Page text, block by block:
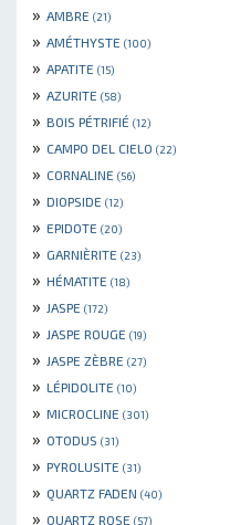
» AMBRE (21)
» AMÉTHYSTE (100)
» APATITE (15)
» AZURITE (58)
» BOIS PÉTRIFIÉ (12)
» CAMPO DEL CIELO (22)
» CORNALINE (56)
» DIOPSIDE (12)
» EPIDOTE (20)
» GARNIÈRITE (23)
» HÉMATITE (18)
» JASPE (172)
» JASPE ROUGE (19)
» JASPE ZÈBRE (27)
» LÉPIDOLITE (10)
» MICROCLINE (301)
» OTODUS (31)
» PYROLUSITE (31)
» QUARTZ FADEN (40)
» QUARTZ ROSE (57)